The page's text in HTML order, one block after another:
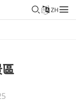
ZH